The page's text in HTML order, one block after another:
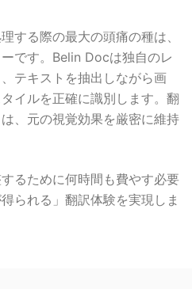
する際の最大の頭痛の種は、
です。Belin Docは独自のレ
テキストを抽出しながら画
イルを正確に識別します。翻
、元の視覚効果を厳密に維持
るために何時間も費やす必要
られる」翻訳体験を実現しま